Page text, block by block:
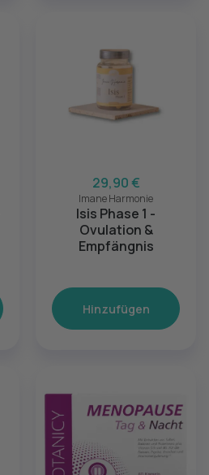
29,90 €
Imane Harmonie
Isis Phase 1 -
Ovulation &
Empfängnis
Hinzufügen